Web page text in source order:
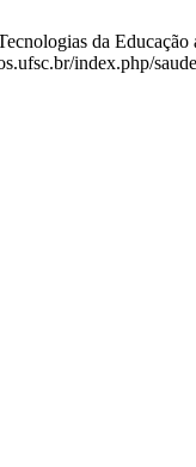
da
index.php/